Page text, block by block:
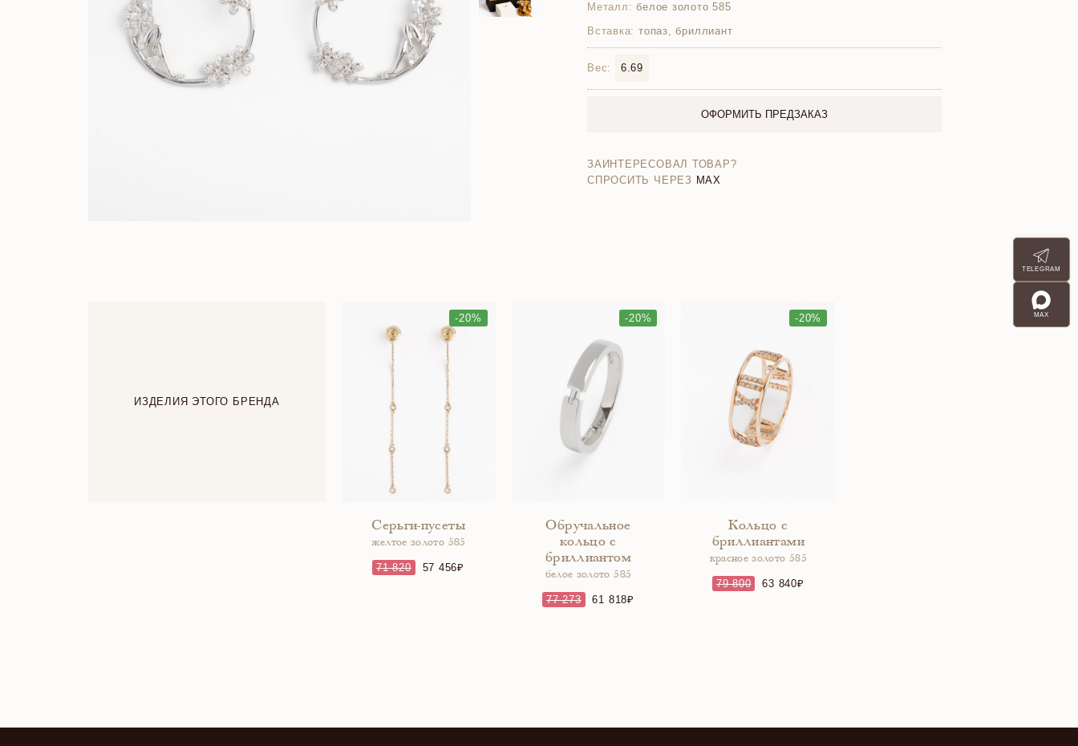
Металл: белое золото 585
Вставка: топаз, бриллиант
Вес: 6.69
ОФОРМИТЬ ПРЕДЗАКАЗ
ЗАИНТЕРЕСОВАЛ ТОВАР?
СПРОСИТЬ ЧЕРЕЗ MAX
ИЗДЕЛИЯ ЭТОГО БРЕНДА
-20%
Серьги-пусеты
желтое золото 585
71 820 57 456
-20%
Обручальное
кольцо с
бриллиантом
белое золото 585
77 273 61 818
-20%
Кольцо с
бриллиантами
красное золото 585
79 800 63 840
TELEGRAM
MAX